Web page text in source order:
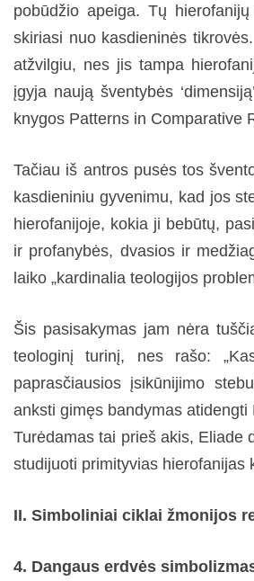
pobūdžio apeiga. Tų
skiriasi nuo kasdieninės
atžvilgiu, nes jis tampa
įgyja naują šventybės
knygos Patterns in Comparative
Tačiau iš antros pusės tos
kasdieniniu gyvenimu, kad jos
hierofanijoje, kokia ji bebūtų,
ir profanybės, dvasios ir
laiko „kardinalia teologijos
Šis pasisakymas jam nėra
teologinį turinį, nes rašo:
paprasčiausios įsikūnijimo
anksti gimęs bandymas
Turėdamas tai prieš akis, Eliade
studijuoti primityvias hierofanijas
II. Simboliniai ciklai žmonijos
4. Dangaus erdvės